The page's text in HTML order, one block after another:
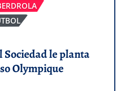
Sociedad le planta
Olympique